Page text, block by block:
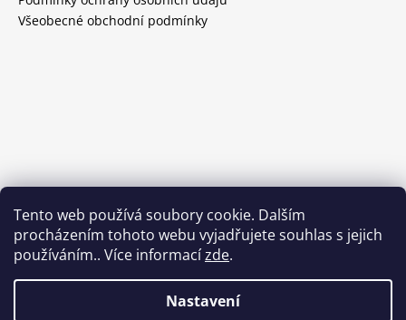
Tento web používá soubory cookie. Dalším
procházením tohoto webu vyjadřujete souhlas s jejich
používáním.. Více informacízde.
Nastavení
Všeobecné obchodní podmínky